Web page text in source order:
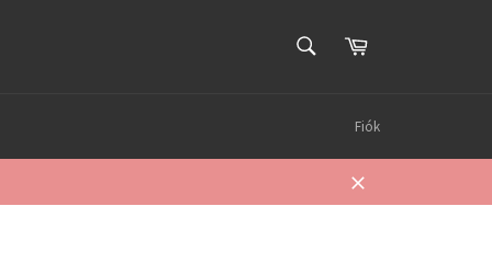
KERESÉSKosár
Fiók
Bezárás